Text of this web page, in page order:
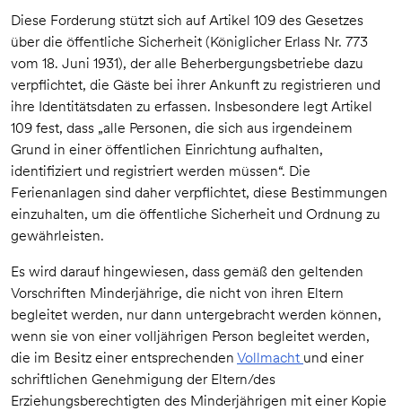
Diese Forderung stützt sich auf Artikel 109 des Gesetzes
über die öffentliche Sicherheit (Königlicher Erlass Nr. 773
vom 18. Juni 1931), der alle Beherbergungsbetriebe dazu
verpflichtet, die Gäste bei ihrer Ankunft zu registrieren und
ihre Identitätsdaten zu erfassen. Insbesondere legt Artikel
109 fest, dass „alle Personen, die sich aus irgendeinem
Grund in einer öffentlichen Einrichtung aufhalten,
identifiziert und registriert werden müssen“. Die
Ferienanlagen sind daher verpflichtet, diese Bestimmungen
einzuhalten, um die öffentliche Sicherheit und Ordnung zu
gewährleisten.
Es wird darauf hingewiesen, dass gemäß den geltenden
Vorschriften Minderjährige, die nicht von ihren Eltern
begleitet werden, nur dann untergebracht werden können,
wenn sie von einer volljährigen Person begleitet werden,
die im Besitz einer entsprechenden Vollmacht und einer
schriftlichen Genehmigung der Eltern/des
Erziehungsberechtigten des Minderjährigen mit einer Kopie